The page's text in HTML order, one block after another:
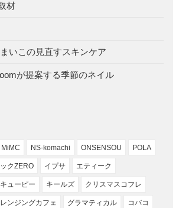
材
いこの見直すスキンケア
が提案する季節のネイル
MiMC NS-komachi ONSENSOU POLA
クZERO イプサ エティーク
キューピー キールズ クリスマスコフレ
ンジングカフェ グラマティカル コバコ